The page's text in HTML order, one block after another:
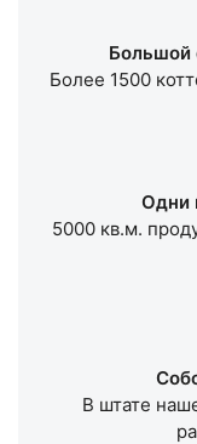
Большой
Более 1500
Одни
5000 кв.м.
В штате